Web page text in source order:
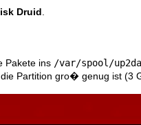
Druid
ins /var/spool/
Partition gro� genug ist